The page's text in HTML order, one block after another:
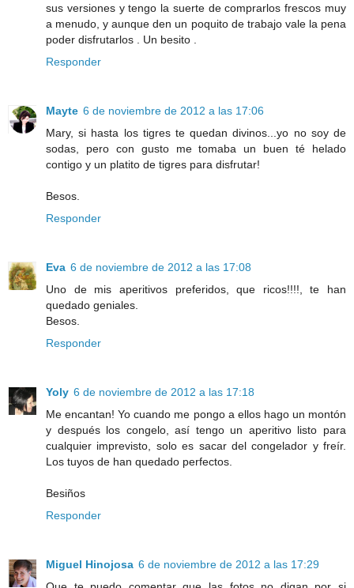
sus versiones y tengo la suerte de comprarlos frescos muy
a menudo, y aunque den un poquito de trabajo vale la pena
poder disfrutarlos . Un besito .
Responder
Mayte 6 de noviembre de 2012 a las 17:06
Mary, si hasta los tigres te quedan divinos...yo no soy de
sodas, pero con gusto me tomaba un buen té helado
contigo y un platito de tigres para disfrutar!
Besos.
Responder
Eva 6 de noviembre de 2012 a las 17:08
Uno de mis aperitivos preferidos, que ricos!!!!, te han
quedado geniales.
Besos.
Responder
Yoly 6 de noviembre de 2012 a las 17:18
Me encantan! Yo cuando me pongo a ellos hago un montón
y después los congelo, así tengo un aperitivo listo para
cualquier imprevisto, solo es sacar del congelador y freír.
Los tuyos de han quedado perfectos.
Besiños
Responder
Miguel Hinojosa 6 de noviembre de 2012 a las 17:29